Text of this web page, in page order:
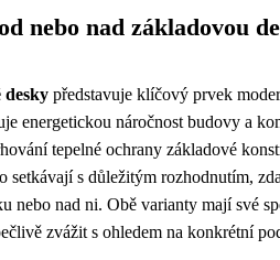
nebo nad základovou
desky představuje klíčový prvek
energetickou náročnost budovy a
tepelné ochrany základové
setkávají s důležitým rozhodnutím,
nebo nad ni. Obě varianty mají své
zvážit s ohledem na konkrétní